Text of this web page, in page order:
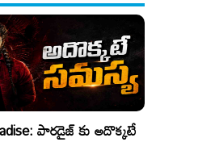
పారడైజ్ కు అదొక్కటే